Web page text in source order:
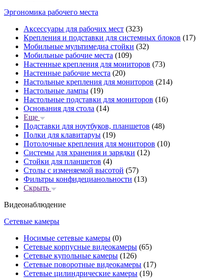
Эргономика рабочего места
Аксессуары для рабочих мест (323)
Крепления и подставки для системных блоков (17)
Мобильные мультимедиа стойки (32)
Мобильные рабочие места (109)
Настенные крепления для мониторов (73)
Настенные рабочие места (20)
Настольные крепления для мониторов (214)
Настольные лампы (19)
Настольные подставки для мониторов (16)
Основания для стола (14)
Еще
Подставки для ноутбуков, планшетов (48)
Полки для клавитаруы (19)
Потолочные крепления для мониторов (10)
Системы для хранения и зарядки (12)
Стойки для планшетов (4)
Столы с изменяемой высотой (57)
Фильтры конфидецианольности (13)
Скрыть
Видеонаблюдение
Сетевые камеры
Носимые сетевые камеры (0)
Сетевые корпусные видеокамеры (65)
Сетевые купольные камеры (126)
Сетевые поворотные видеокамеры (17)
Сетевые цилиндрические камеры (19)